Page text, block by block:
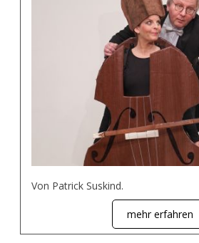
Von Patrick Suskind.
mehr erfahren